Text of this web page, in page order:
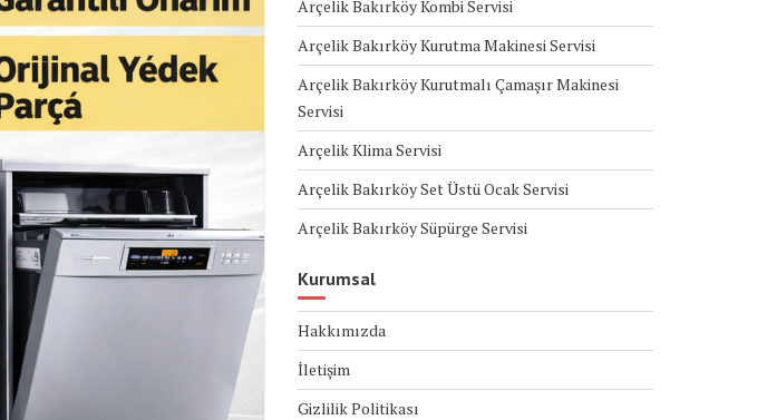
Arçelik Bakırköy Kombi Servisi
Arçelik Bakırköy Kurutma Makinesi Servisi
Arçelik Bakırköy Kurutmalı Çamaşır Makinesi
Servisi
Arçelik Klima Servisi
Arçelik Bakırköy Set Üstü Ocak Servisi
Arçelik Bakırköy Süpürge Servisi
Kurumsal
Hakkımızda
İletişim
Gizlilik Politikası